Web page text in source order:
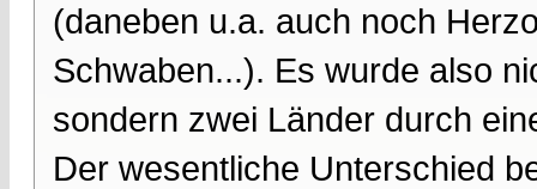
(daneben u.a. auch noch
Schwaben...). Es wurde also
sondern zwei Länder durch
Der wesentliche Unterschied